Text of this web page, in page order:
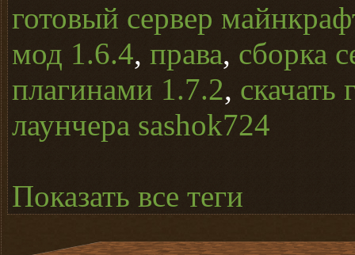
готовый сервер
мод 1.6.4, права, сборка
плагинами 1.7.2, скачать
лаунчера sashok724
Показать все теги